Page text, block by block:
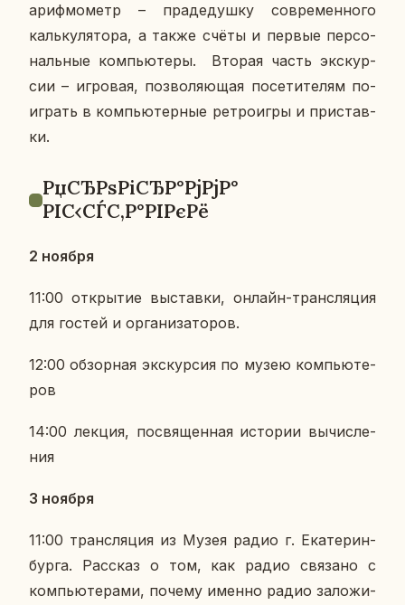
ариф­мо­метр – пра­де­душ­ку со­вре­мен­но­го
каль­ку­ля­то­ра, а также счёты и первые пер­со­
наль­ные ком­пью­те­ры. Вторая часть экс­кур­
сии – иг­ро­вая, поз­во­ля­ю­щая по­се­ти­те­лям по­
иг­рать в ком­пью­тер­ные ре­тро­иг­ры и при­став­
ки.
РџСЂРѕРіСЂР°РјРјР°
РІС‹СЃС‚Р°РІРєРё
2 ноября
11:00 от­кры­тие вы­став­ки, онлайн-транс­ля­ция
для гостей и ор­га­ни­за­то­ров.
12:00 об­зор­ная экс­кур­сия по музею ком­пью­те­
ров
14:00 лекция, по­свя­щен­ная ис­то­рии вы­чис­ле­
ния
3 ноября
11:00 транс­ля­ция из Музея радио г. Ека­те­рин­
бур­га. Рас­сказ о том, как радио свя­за­но с
ком­пью­те­ра­ми, почему именно радио за­ло­жи­